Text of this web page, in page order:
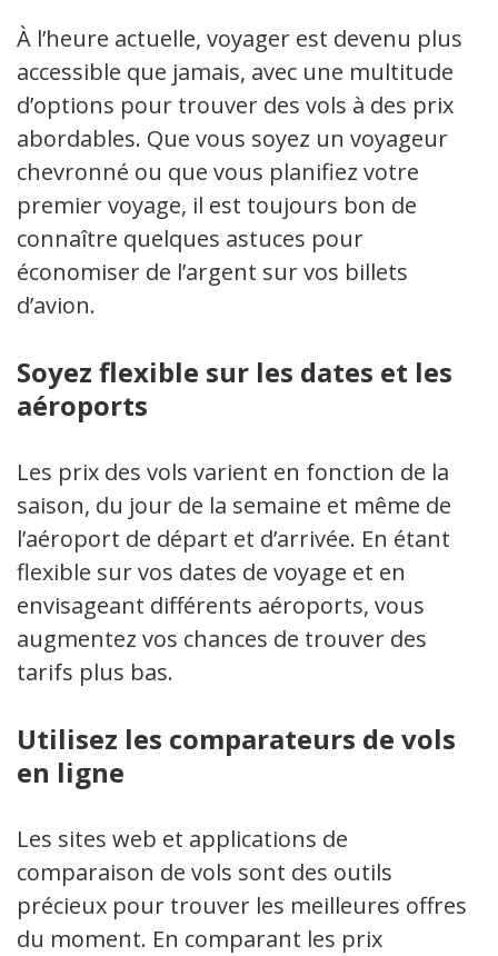
À l’heure actuelle, voyager est devenu plus
accessible que jamais, avec une multitude
d’options pour trouver des vols à des prix
abordables. Que vous soyez un voyageur
chevronné ou que vous planifiez votre
premier voyage, il est toujours bon de
connaître quelques astuces pour
économiser de l’argent sur vos billets
d’avion.
Soyez flexible sur les dates et les
aéroports
Les prix des vols varient en fonction de la
saison, du jour de la semaine et même de
l’aéroport de départ et d’arrivée. En étant
flexible sur vos dates de voyage et en
envisageant différents aéroports, vous
augmentez vos chances de trouver des
tarifs plus bas.
Utilisez les comparateurs de vols
en ligne
Les sites web et applications de
comparaison de vols sont des outils
précieux pour trouver les meilleures offres
du moment. En comparant les prix